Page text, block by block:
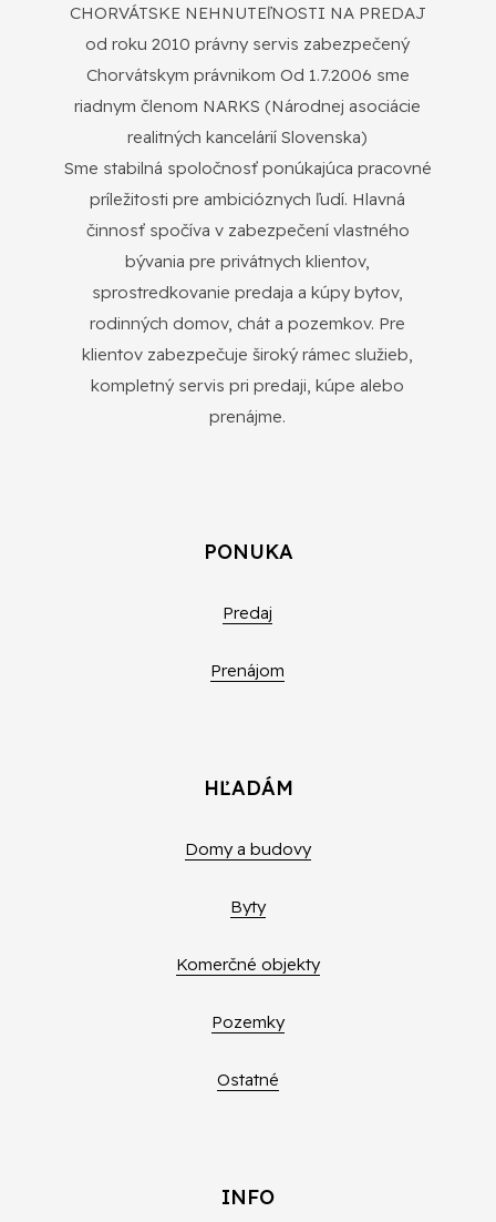
CHORVÁTSKE NEHNUTEľNOSTI NA PREDAJ
od roku 2010 právny servis zabezpečený
Chorvátskym právnikom Od 1.7.2006 sme
riadnym členom NARKS (Národnej asociácie
realitných kancelárií Slovenska)
Sme stabilná spoločnosť ponúkajúca pracovné
príležitosti pre ambicióznych ľudí. Hlavná
činnosť spočíva v zabezpečení vlastného
bývania pre privátnych klientov,
sprostredkovanie predaja a kúpy bytov,
rodinných domov, chát a pozemkov. Pre
klientov zabezpečuje široký rámec služieb,
kompletný servis pri predaji, kúpe alebo
prenájme.
PONUKA
Predaj
Prenájom
HĽADÁM
Domy a budovy
Byty
Komerčné objekty
Pozemky
Ostatné
INFO